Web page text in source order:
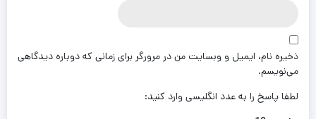
ذخیره نام، ایمیل و وبسایت من در مرورگر برای زمانی که دوباره دیدگاهی
می‌نویسم.
لطفا پاسخ را به عدد انگلیسی وارد کنید: